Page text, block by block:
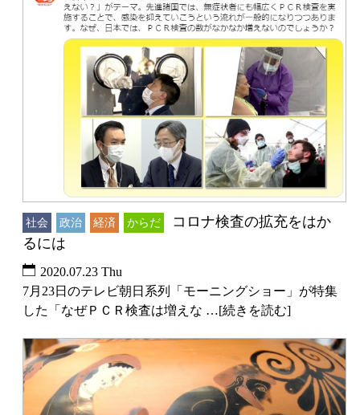
社会 政治 経済 からだ
コロナ検査の拡充をはか
るには
2020.07.23 Thu
7月23日のテレビ朝日系列「モーニングショー」が特集
した「なぜＰＣＲ検査は増えな …[続きを読む]